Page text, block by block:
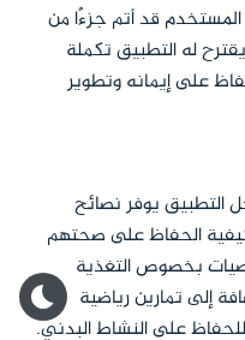
قد أتم جزءًا من
له التطبيق تكملة
على إيمانه وتطوير
يوفر نصائح
الحفاظ على صحتهم
بخصوص التغذية
إلى تمارين رياضية
على النشاط البدني.